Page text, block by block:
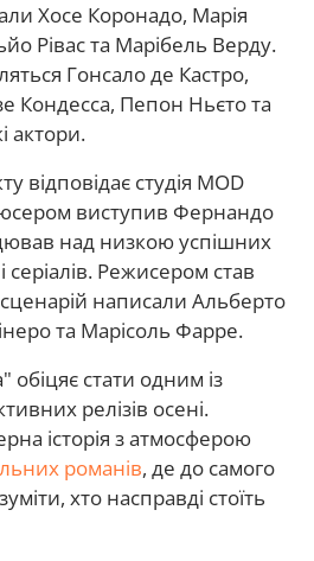
Хосе Коронадо, Марія
Рівас та Марібель Верду.
Гонсало де Кастро,
Кондесса, Пепон Ньєто та
актори.
відповідає студія MOD
виступив Фернандо
над низкою успішних
серіалів. Режисером став
сценарій написали Альберто
та Марісоль Фарре.
стати одним із
релізів осені.
історія з атмосферою
романів, де до самого
хто насправді стоїть